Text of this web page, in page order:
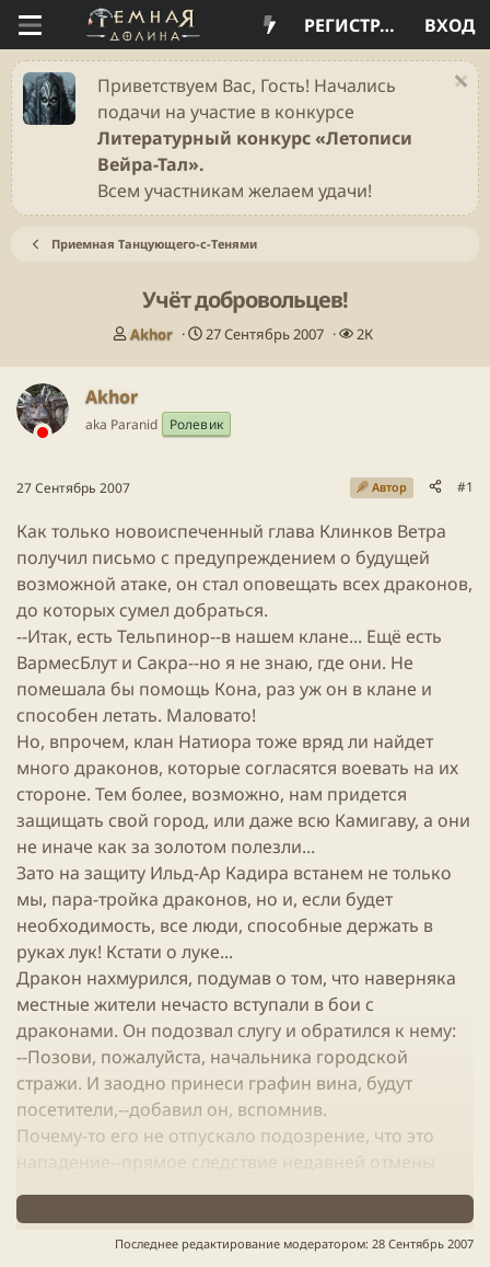
ВХОД
РЕГИСТРАЦИЯ
Приветствуем Вас, Гость! Начались
подачи на участие в конкурсе
Литературный конкурс «Летописи
Вейра-Тал».
Всем участникам желаем удачи!
Приемная Танцующего-с-Тенями
Учёт добровольцев!
А
о
Akhor
Д
н
а
27 Сентябрь 2007
П
р
ы
2К
Akhor
aka Paranid Ролевик
27 Сентябрь 2007 Автор #1
Как только новоиспеченный глава Клинков Ветра
получил письмо с предупреждением о будущей
возможной атаке, он стал оповещать всех драконов,
до которых сумел добраться.
--Итак, есть Тельпинор--в нашем клане... Ещё есть
ВармесБлут и Сакра--но я не знаю, где они. Не
помешала бы помощь Кона, раз уж он в клане и
способен летать. Маловато!
Но, впрочем, клан Натиора тоже вряд ли найдет
много драконов, которые согласятся воевать на их
стороне. Тем более, возможно, нам придется
защищать свой город, или даже всю Камигаву, а они
не иначе как за золотом полезли...
Зато на защиту Ильд-Ар Кадира встанем не только
мы, пара-тройка драконов, но и, если будет
необходимость, все люди, способные держать в
руках лук! Кстати о луке...
Дракон нахмурился, подумав о том, что наверняка
местные жители нечасто вступали в бои с
драконами. Он подозвал слугу и обратился к нему:
--Позови, пожалуйста, начальника городской
стражи. И заодно принеси графин вина, будут
посетители,--добавил он, вспомнив.
Почему-то его не отпускало подозрение, что это
нападение--прямое следствие недавней отмены
народа. "Наверное, боятся, что теперь мы можем
набрать силу..."Последнее редактирование модератором: 28 Сентябрь 2007